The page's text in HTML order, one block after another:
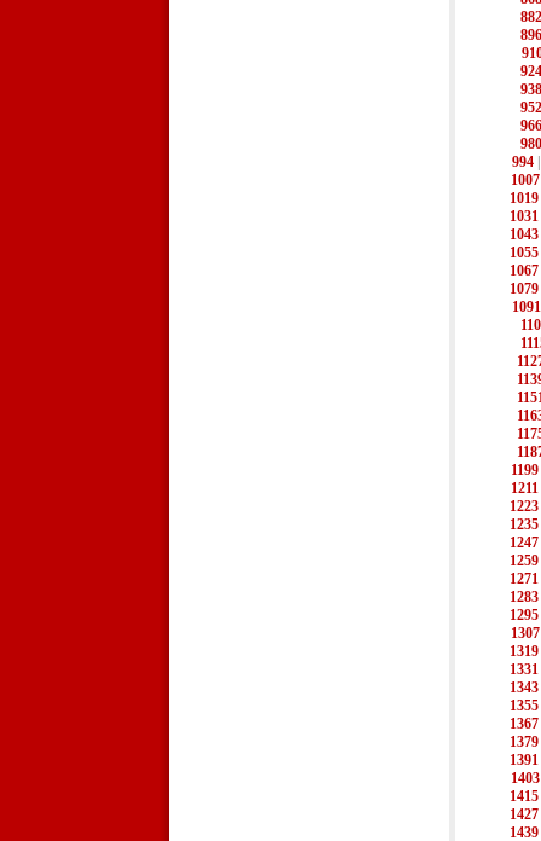
882
896
924
938
952
966
980
994
1007
1019
1031
1043
1055
1067
1079
1091
1199
1211
1223
1235
1247
1259
1271
1283
1295
1307
1319
1331
1343
1355
1367
1379
1391
1403
1415
1427
1439